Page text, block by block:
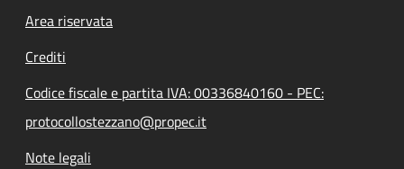
Footer menu
Area riservata
Crediti
Codice fiscale e partita IVA: 00336840160 - PEC:
protocollostezzano@propec.it
Note legali